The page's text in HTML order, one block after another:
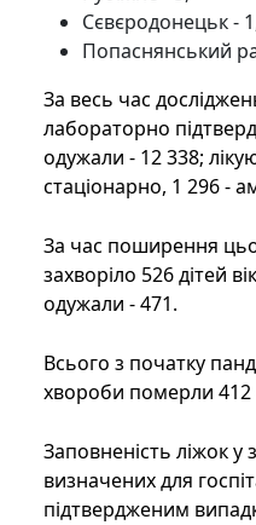
Сєвєродонецьк -
Попаснянський
За весь час
лабораторно
одужали - 12 338;
стаціонарно, 1 296 -
За час поширення
захворіло 526 дітей
одужали - 471.
Всього з початку
хвороби померли 412
Заповненість ліжок
визначених для
підтвердженим